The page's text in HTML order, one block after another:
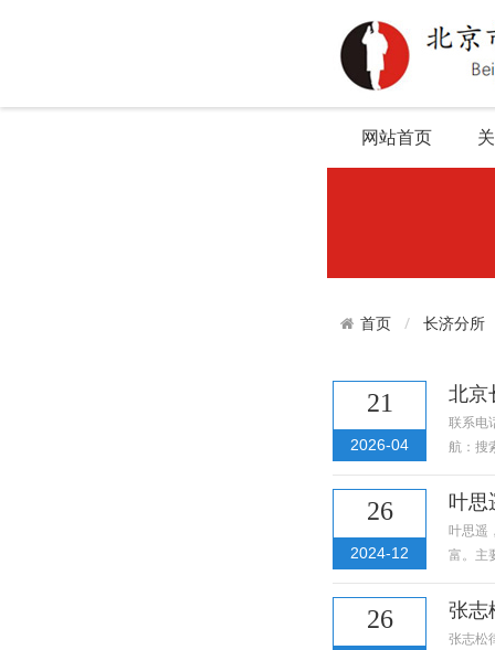
网站首页
首页 长济分所
21
2026-04
北京
联系电
航：搜
26
2024-12
叶思
叶思遥
富。主
26 张志
张志松